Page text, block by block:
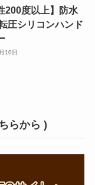
200度以上】防水
圧シリコンハンド
10日
らから )